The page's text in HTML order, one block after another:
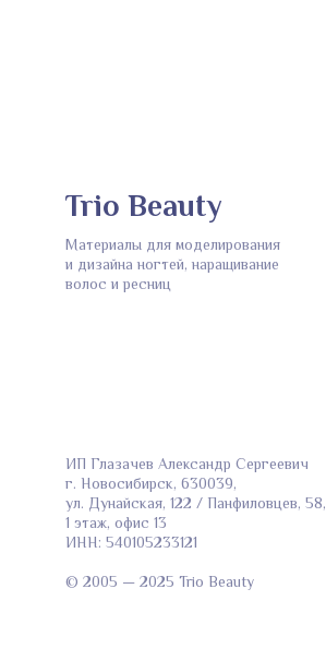
ИП Глазачев Александр Сергеевич
г. Новосибирск, 630039,
ул. Дунайская, 122 / Панфиловцев, 58,
1 этаж, офис 13
ИНН: 540105233121
© 2005 — 2025 Trio Beauty
Материалы для моделирования
и дизайна ногтей, наращивание
волос и ресниц
Trio Beauty